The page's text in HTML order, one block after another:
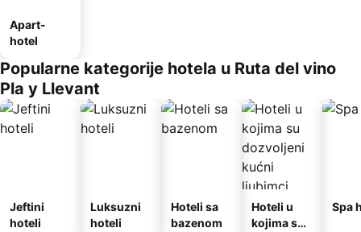
Apart-
hotel
Popularne kategorije hotela u Ruta del vino
Pla y Llevant
Jeftini
hoteli
Luksuzni
hoteli
Hoteli sa
bazenom
Hoteli u
kojima su
Spa